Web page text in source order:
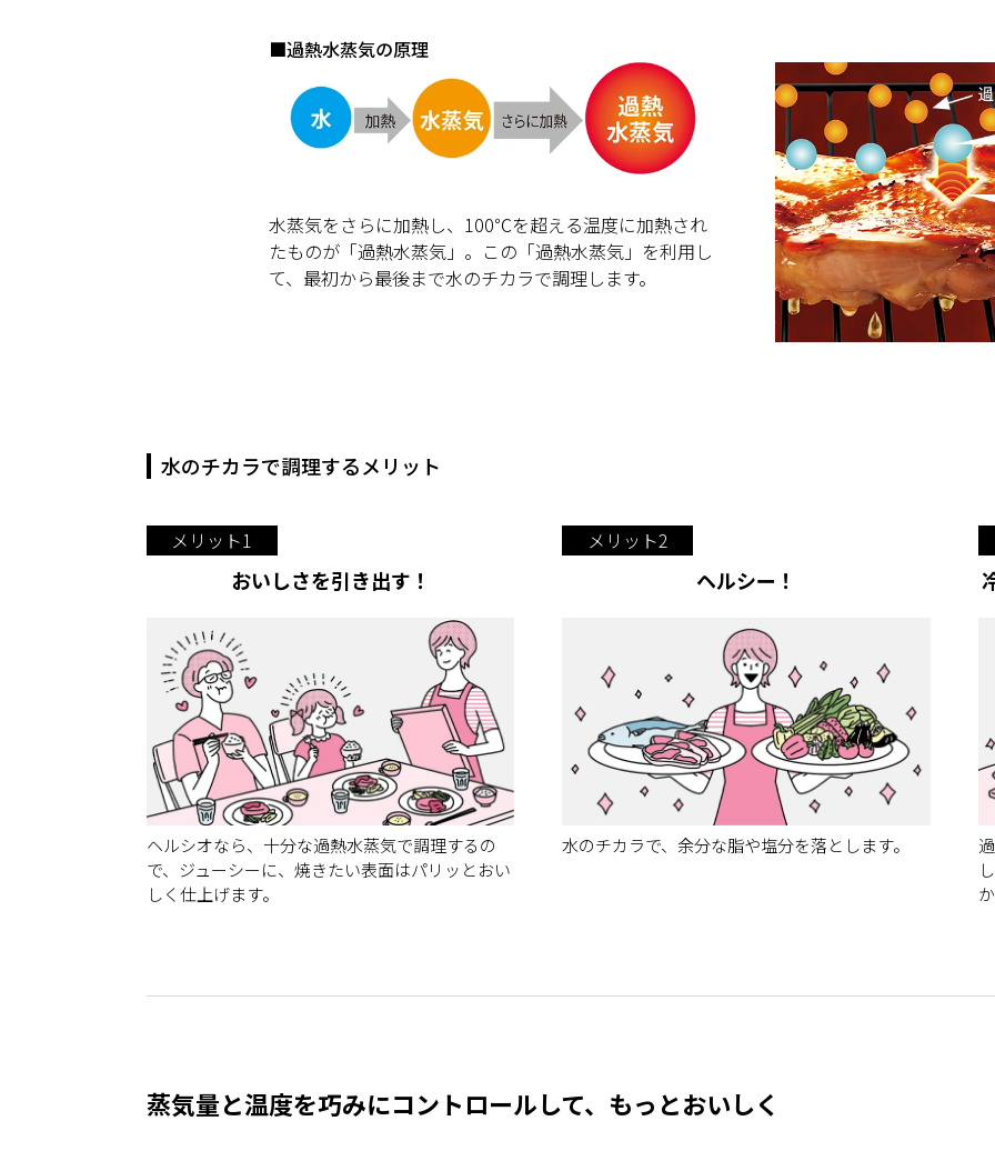
■過熱水蒸気の原理
水蒸気をさらに加熱し、100℃を超える温度に加熱され
たものが「過熱水蒸気」。この「過熱水蒸気」を利用し
て、最初から最後まで水のチカラで調理します。
水のチカラで調理するメリット
メリット1
おいしさを引き出す！
ヘルシオなら、十分な過熱水蒸気で調理するの
で、ジューシーに、焼きたい表面はパリッとおい
しく仕上げます。
メリット2
ヘルシー！
水のチカラで、余分な脂や塩分を落とします。
蒸気量と温度を巧みにコントロールして、もっとおいしく